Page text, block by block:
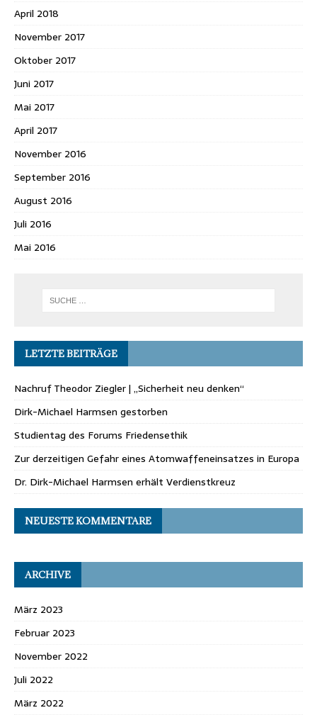
April 2018
November 2017
Oktober 2017
Juni 2017
Mai 2017
April 2017
November 2016
September 2016
August 2016
Juli 2016
Mai 2016
LETZTE BEITRÄGE
Nachruf Theodor Ziegler | „Sicherheit neu denken“
Dirk-Michael Harmsen gestorben
Studientag des Forums Friedensethik
Zur derzeitigen Gefahr eines Atomwaffeneinsatzes in Europa
Dr. Dirk-Michael Harmsen erhält Verdienstkreuz
NEUESTE KOMMENTARE
ARCHIVE
März 2023
Februar 2023
November 2022
Juli 2022
März 2022